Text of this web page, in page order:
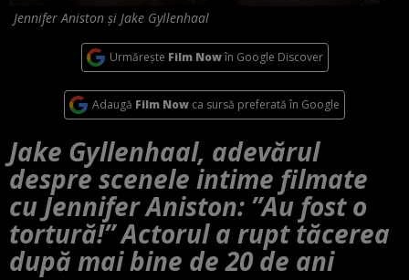
Jennifer Aniston și Jake Gyllenhaal
Urmărește Film Nowîn Google Discover
Adaugă Film Now ca sursă preferată în Google
Jake Gyllenhaal, adevărul
despre scenele intime filmate
cu Jennifer Aniston: ”Au fost o
tortură!” Actorul a rupt tăcerea
după mai bine de 20 de ani